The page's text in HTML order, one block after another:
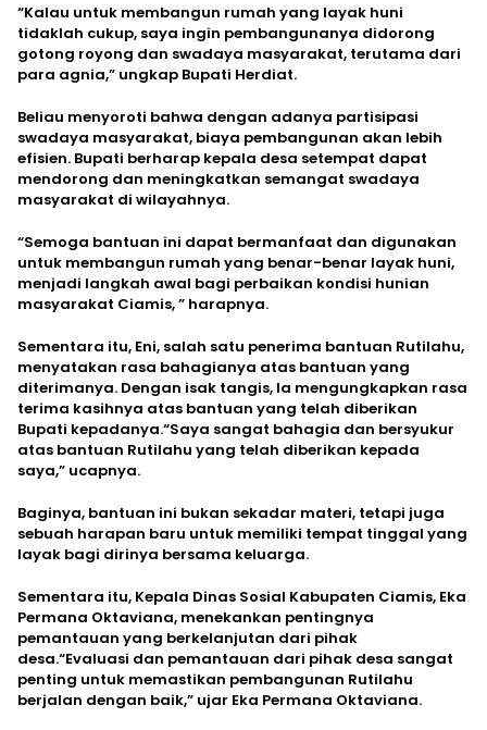
“Kalau untuk membangun rumah yang layak huni
tidaklah cukup, saya ingin pembangunanya didorong
gotong royong dan swadaya masyarakat, terutama dari
para agnia,” ungkap Bupati Herdiat.
Beliau menyoroti bahwa dengan adanya partisipasi
swadaya masyarakat, biaya pembangunan akan lebih
efisien. Bupati berharap kepala desa setempat dapat
mendorong dan meningkatkan semangat swadaya
masyarakat di wilayahnya.
“Semoga bantuan ini dapat bermanfaat dan digunakan
untuk membangun rumah yang benar-benar layak huni,
menjadi langkah awal bagi perbaikan kondisi hunian
masyarakat Ciamis, ” harapnya.
Sementara itu, Eni, salah satu penerima bantuan Rutilahu,
menyatakan rasa bahagianya atas bantuan yang
diterimanya. Dengan isak tangis, Ia mengungkapkan rasa
terima kasihnya atas bantuan yang telah diberikan
Bupati kepadanya.“Saya sangat bahagia dan bersyukur
atas bantuan Rutilahu yang telah diberikan kepada
saya,” ucapnya.
Baginya, bantuan ini bukan sekadar materi, tetapi juga
sebuah harapan baru untuk memiliki tempat tinggal yang
layak bagi dirinya bersama keluarga.
Sementara itu, Kepala Dinas Sosial Kabupaten Ciamis, Eka
Permana Oktaviana, menekankan pentingnya
pemantauan yang berkelanjutan dari pihak
desa.“Evaluasi dan pemantauan dari pihak desa sangat
penting untuk memastikan pembangunan Rutilahu
berjalan dengan baik,” ujar Eka Permana Oktaviana.